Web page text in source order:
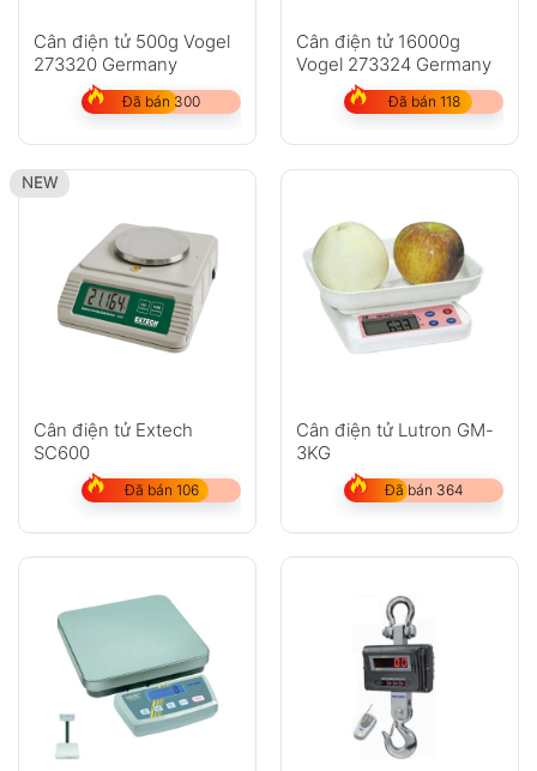
Không có bình luận nào
Cân điện tử 500g Vogel
273320 Germany
Đã bán 300
Cân điện tử 16000g
Vogel 273324 Germany
Đã bán 118
NEW
Cân điện tử Extech
SC600
Đã bán 106
Cân điện tử Lutron GM-
3KG
Đã bán 364